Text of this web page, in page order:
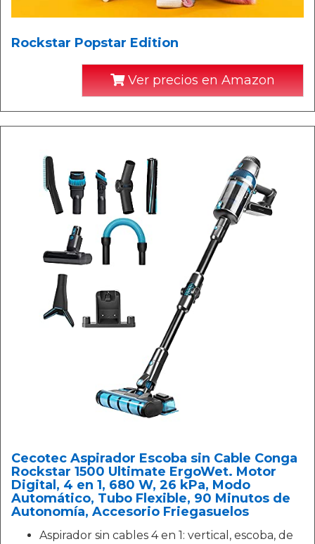
Rockstar Popstar Edition
Ver precios en Amazon
Cecotec Aspirador Escoba sin Cable Conga
Rockstar 1500 Ultimate ErgoWet. Motor
Digital, 4 en 1, 680 W, 26 kPa, Modo
Automático, Tubo Flexible, 90 Minutos de
Autonomía, Accesorio Friegasuelos
Aspirador sin cables 4 en 1: vertical, escoba, de